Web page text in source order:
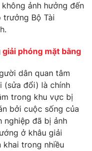
ảnh hưởng đến
Bộ Tài
giải phóng mặt bằng
dân quan tâm
(sửa đổi) là chính
trong khu vực bị
bởi cuộc sống của
nghiệp đã bị ảnh
ở khâu giải
trong nhiều